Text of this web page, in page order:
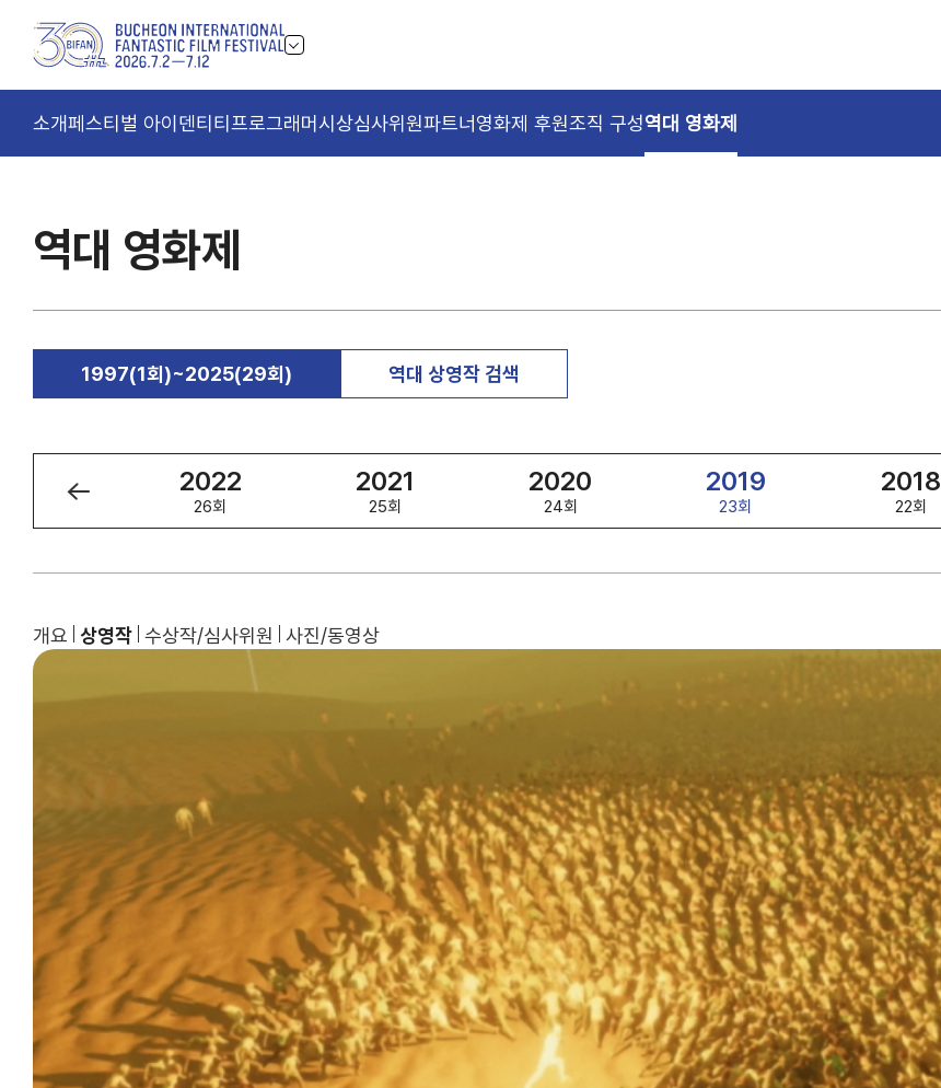
소개페스티벌 아이덴티티 프로그래머시상심사위원파트너영화제 후원조직 구성역대 영화제
역대 영화제
1997(1회)~2025(29회) 역대 상영작 검색
2022
26회
2021
25회
2020
24회
2019
23회
2018
22회
개요 상영작 수상작/심사위원 사진/동영상